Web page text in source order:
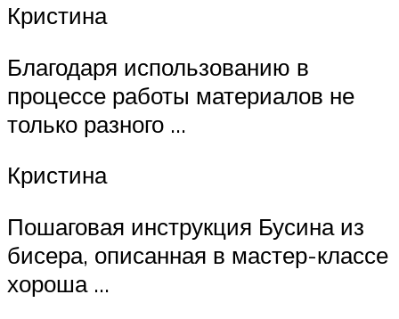
Кристина
Благодаря использованию в
процессе работы материалов не
только разного …
Кристина
Пошаговая инструкция Бусина из
бисера, описанная в мастер-классе
хороша …